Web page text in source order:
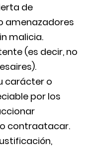
de
amenazadores
malicia.
(es decir, no
carácter o
por los
contraatacar.